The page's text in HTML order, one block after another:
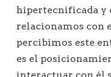
hipertecnificada y
relacionamos con
percibimos este
es el